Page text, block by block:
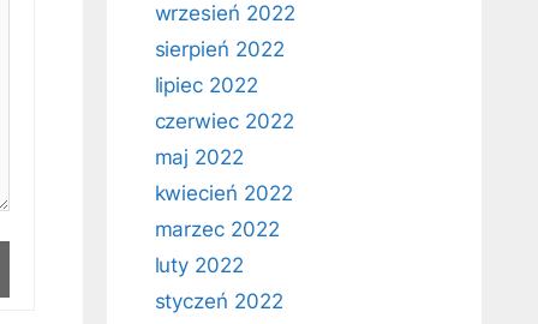
wrzesień 2022
sierpień 2022
lipiec 2022
czerwiec 2022
maj 2022
kwiecień 2022
marzec 2022
luty 2022
styczeń 2022